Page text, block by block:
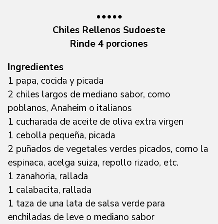
•••••
Chiles Rellenos Sudoeste
Rinde 4 porciones
Ingredientes
1 papa, cocida y picada
2 chiles largos de mediano sabor, como
poblanos, Anaheim o italianos
1 cucharada de aceite de oliva extra virgen
1 cebolla pequeña, picada
2 puñados de vegetales verdes picados, como la
espinaca, acelga suiza, repollo rizado, etc.
1 zanahoria, rallada
1 calabacita, rallada
1 taza de una lata de salsa verde para
enchiladas de leve o mediano sabor